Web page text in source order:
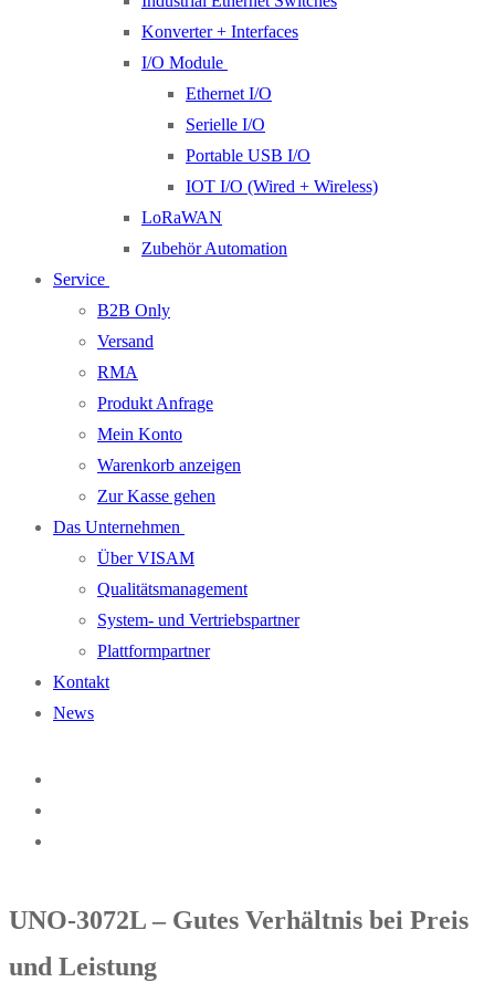
Konverter + Interfaces
I/O Module
Ethernet I/O
Serielle I/O
Portable USB I/O
IOT I/O (Wired + Wireless)
LoRaWAN
Zubehör Automation
Service
B2B Only
Versand
RMA
Produkt Anfrage
Mein Konto
Warenkorb anzeigen
Zur Kasse gehen
Das Unternehmen
Über VISAM
Qualitätsmanagement
System- und Vertriebspartner
Plattformpartner
Kontakt
News
UNO-3072L – Gutes Verhältnis bei Preis
und Leistung